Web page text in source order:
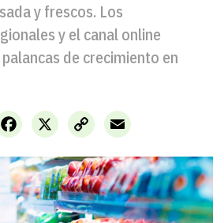
y frescos. Los
y el canal online
de crecimiento en
X
Facebook
Copy
Link
Email